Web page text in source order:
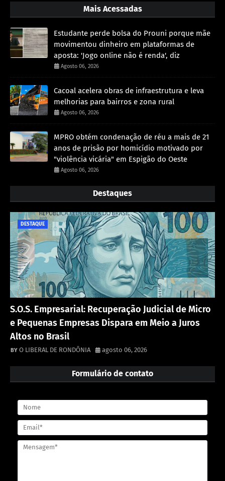
Mais Acessadas
Estudante perde bolsa do Prouni porque mãe
movimentou dinheiro em plataformas de
aposta: 'Jogo online não é renda', diz
Agosto 06, 2026
Cacoal acelera obras de infraestrutura e leva
melhorias para bairros e zona rural
Agosto 06, 2026
MPRO obtém condenação de réu a mais de 21
anos de prisão por homicídio motivado por
"violência vicária" em Espigão do Oeste
Agosto 06, 2026
Destaques
DESTAQUE
S.O.S. Empresarial: Recuperação Judicial de Micro
e Pequenas Empresas Dispara em Meio a Juros
Altos no Brasil
O LIBERAL DE RONDÔNIA agosto 06, 2026
Formulário de contato